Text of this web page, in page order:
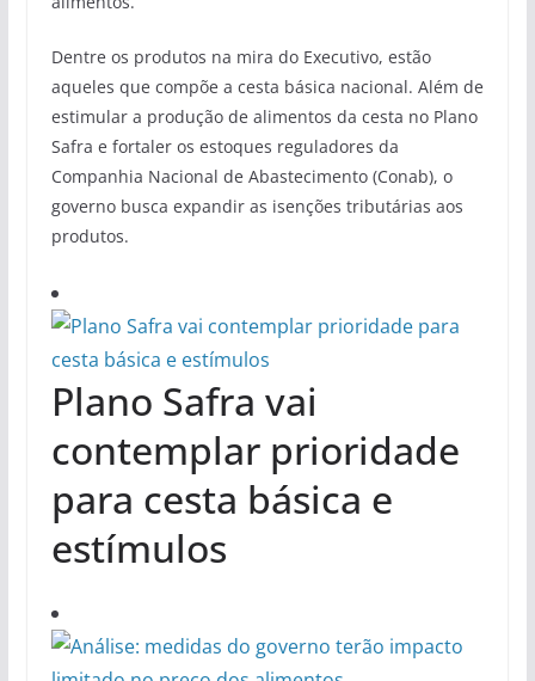
Dentre os produtos na mira do Executivo, estão
aqueles que compõe a cesta básica nacional. Além de
estimular a produção de alimentos da cesta no Plano
Safra e fortaler os estoques reguladores da
Companhia Nacional de Abastecimento (Conab), o
governo busca expandir as isenções tributárias aos
produtos.
Plano Safra vai
contemplar prioridade
para cesta básica e
estímulos